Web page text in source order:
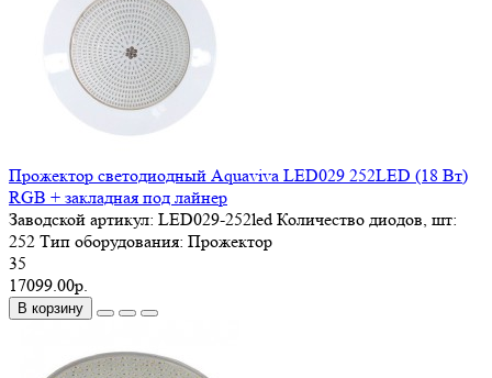
Прожектор светодиодный Aquaviva LED029 252LED (18 Вт)
RGB + закладная под лайнер
Заводской артикул: LED029-252led Количество диодов, шт:
252 Тип оборудования: Прожектор
35
17099.00р.
В корзину